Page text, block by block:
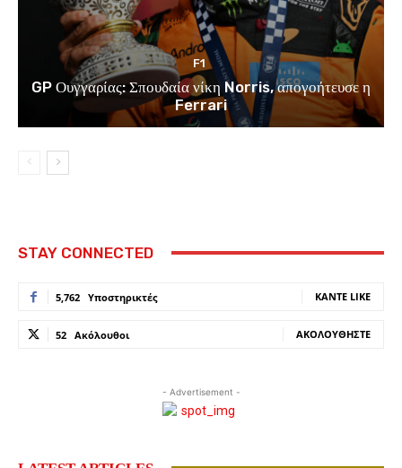
F1
GP Ουγγαρίας: Σπουδαία νίκη Norris, απογοήτευσε η
Ferrari
STAY CONNECTED
5,762 Υποστηρικτές ΚΆΝΤΕ LIKE
52 Ακόλουθοι ΑΚΟΛΟΥΘΉΣΤΕ
- Advertisement -